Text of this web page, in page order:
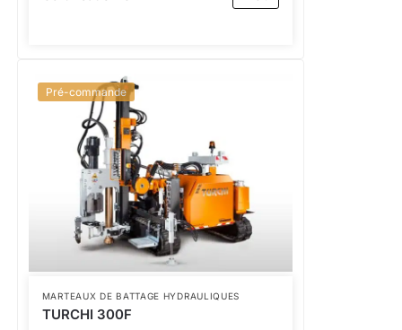
Pré-commande
MARTEAUX DE BATTAGE HYDRAULIQUES
TURCHI 300F